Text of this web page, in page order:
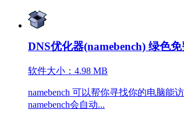
DNS优化器(namebench) 绿色
软件大小：4.98 MB
namebench 可以帮你寻找你的电脑
namebench会自动...